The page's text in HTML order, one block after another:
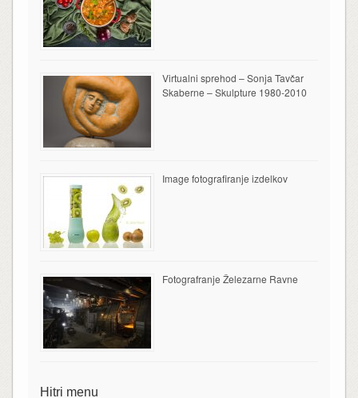
Virtualni sprehod – Sonja Tavčar
Skaberne – Skulpture 1980-2010
Image fotografiranje izdelkov
Fotografranje Železarne Ravne
Hitri menu